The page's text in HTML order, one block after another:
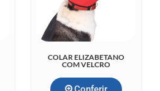
COLAR ELIZABETANO
COM VELCRO